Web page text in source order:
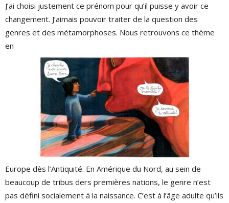
J’ai choisi justement ce prénom pour qu’il puisse y avoir ce
changement. J’aimais pouvoir traiter de la question des
genres et des métamorphoses. Nous retrouvons ce thème
en
Europe dès l’Antiquité. En Amérique du Nord, au sein de
beaucoup de tribus ders premières nations, le genre n’est
pas défini socialement à la naissance. C’est à l’âge adulte qu’ils